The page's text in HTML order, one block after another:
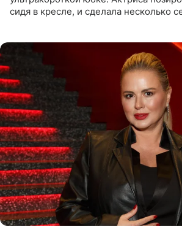
сидя в кресле, и сделала несколько